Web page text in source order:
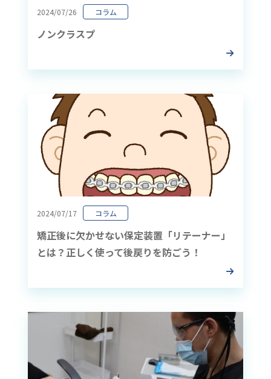
2024/07/26 コラム
ノンクラスプ
2024/07/17 コラム
矯正後に欠かせない保定装置「リテーナー」
とは？正しく使って後戻りを防ごう！